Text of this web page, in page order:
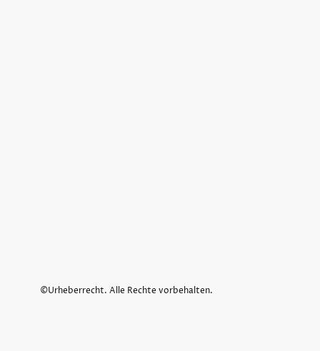
©Urheberrecht. Alle Rechte vorbehalten.